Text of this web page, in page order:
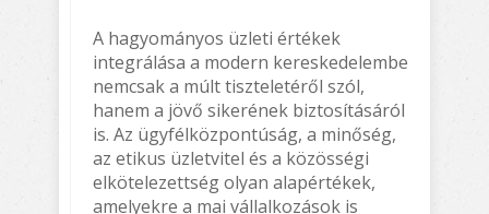
A hagyományos üzleti értékek
integrálása a modern kereskedelembe
nemcsak a múlt tiszteletéről szól,
hanem a jövő sikerének biztosításáról
is. Az ügyfélközpontúság, a minőség,
az etikus üzletvitel és a közösségi
elkötelezettség olyan alapértékek,
amelyekre a mai vállalkozások is